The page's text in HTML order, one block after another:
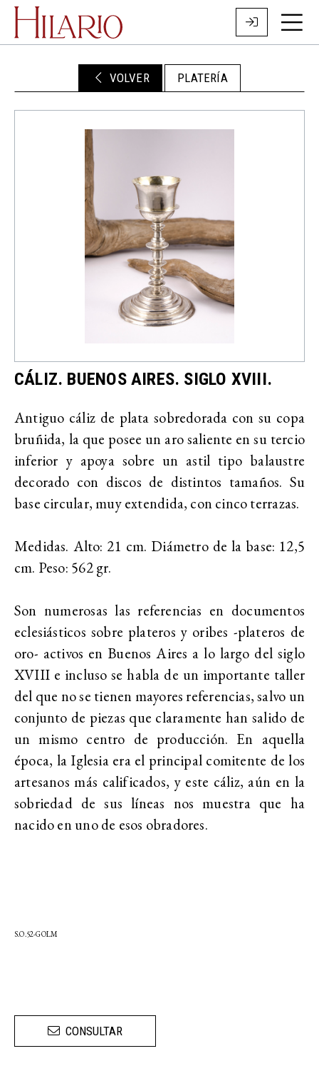
VOLVER PLATERÍA
CÁLIZ. BUENOS AIRES. SIGLO XVIII.
Antiguo cáliz de plata sobredorada con su copa
bruñida, la que posee un aro saliente en su tercio
inferior y apoya sobre un astil tipo balaustre
decorado con discos de distintos tamaños. Su
base circular, muy extendida, con cinco terrazas.
Medidas. Alto: 21 cm. Diámetro de la base: 12,5
cm. Peso: 562 gr.
Son numerosas las referencias en documentos
eclesiásticos sobre plateros y oribes -plateros de
oro- activos en Buenos Aires a lo largo del siglo
XVIII e incluso se habla de un importante taller
del que no se tienen mayores referencias, salvo un
conjunto de piezas que claramente han salido de
un mismo centro de producción. En aquella
época, la Iglesia era el principal comitente de los
artesanos más calificados, y este cáliz, aún en la
sobriedad de sus líneas nos muestra que ha
nacido en uno de esos obradores.
S.O.52-GOLM
CONSULTAR